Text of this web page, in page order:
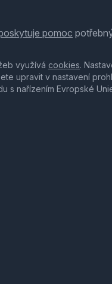
pomoc
využívá cookies.
upravit v nastavení
s nařízením Evropské